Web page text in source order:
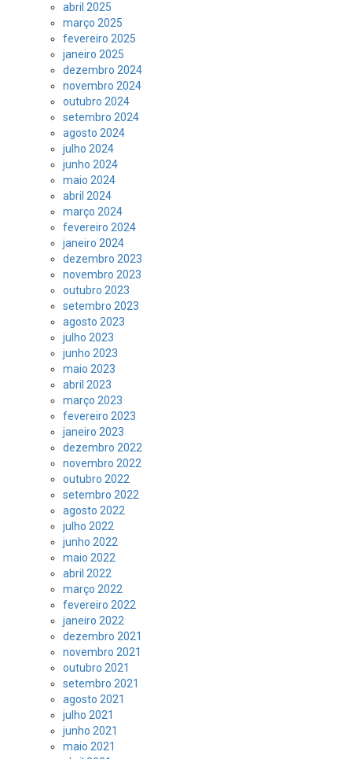
abril 2025
março 2025
fevereiro 2025
janeiro 2025
dezembro 2024
novembro 2024
outubro 2024
setembro 2024
agosto 2024
julho 2024
junho 2024
maio 2024
abril 2024
março 2024
fevereiro 2024
janeiro 2024
dezembro 2023
novembro 2023
outubro 2023
setembro 2023
agosto 2023
julho 2023
junho 2023
maio 2023
abril 2023
março 2023
fevereiro 2023
janeiro 2023
dezembro 2022
novembro 2022
outubro 2022
setembro 2022
agosto 2022
julho 2022
junho 2022
maio 2022
abril 2022
março 2022
fevereiro 2022
janeiro 2022
dezembro 2021
novembro 2021
outubro 2021
setembro 2021
agosto 2021
julho 2021
junho 2021
maio 2021